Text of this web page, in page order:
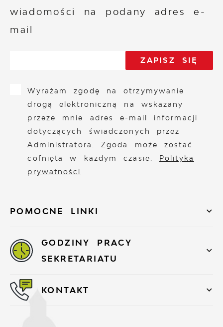
POMOCNE LINKI
wiadomości na podany adres e-
mail
Wyrażam zgodę na otrzymywanie
drogą elektroniczną na wskazany
przeze mnie adres e-mail informacji
dotyczących świadczonych przez
Administratora. Zgoda może zostać
cofnięta w każdym czasie. Polityka
prywatności
GODZINY PRACY
SEKRETARIATU
KONTAKT